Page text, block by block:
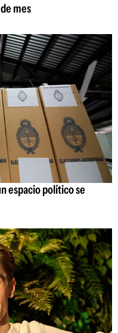
mes
espacio político se